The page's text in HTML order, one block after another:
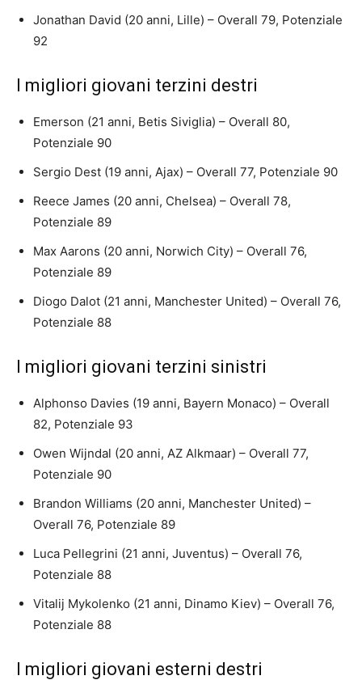
Jonathan David (20 anni, Lille) – Overall 79, Potenziale
92
I migliori giovani terzini destri
Emerson (21 anni, Betis Siviglia) – Overall 80,
Potenziale 90
Sergio Dest (19 anni, Ajax) – Overall 77, Potenziale 90
Reece James (20 anni, Chelsea) – Overall 78,
Potenziale 89
Max Aarons (20 anni, Norwich City) – Overall 76,
Potenziale 89
Diogo Dalot (21 anni, Manchester United) – Overall 76,
Potenziale 88
I migliori giovani terzini sinistri
Alphonso Davies (19 anni, Bayern Monaco) – Overall
82, Potenziale 93
Owen Wijndal (20 anni, AZ Alkmaar) – Overall 77,
Potenziale 90
Brandon Williams (20 anni, Manchester United) –
Overall 76, Potenziale 89
Luca Pellegrini (21 anni, Juventus) – Overall 76,
Potenziale 88
Vitalij Mykolenko (21 anni, Dinamo Kiev) – Overall 76,
Potenziale 88
I migliori giovani esterni destri